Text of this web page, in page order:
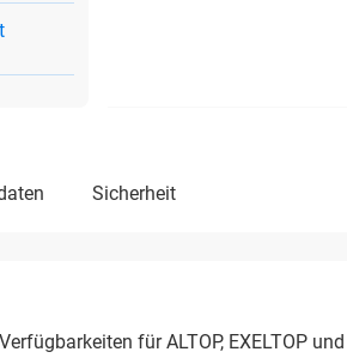
sicherheit
für ALTOP, EXELTOP